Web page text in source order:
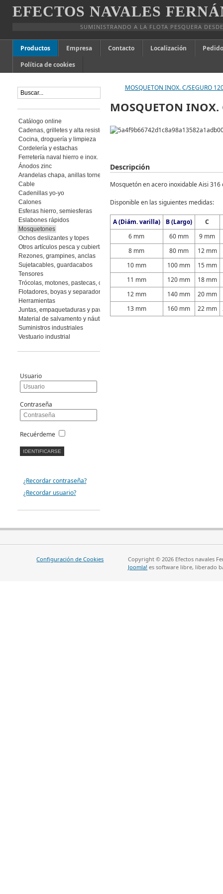
EFECTOS NAVALES
SUMINISTRANDO A LA FLOTA PESQUERA
Productos Empresa Contacto Localización
Política de cookies
MOSQUETON INOX. C/SEGURO
MOSQUETON INOX.
Descripción
Mosquetón en acero inoxidable Aisi
Disponible en las siguientes medidas:
A (Diám. varilla) B (Largo)
C
6 mm
60 mm
9 mm
8 mm
80 mm
12 mm
10 mm
100 mm 15 mm
11 mm
120 mm 18 mm
12 mm
140 mm 20 mm
13 mm
160 mm 22 mm
Catálogo online
Cadenas, grilletes y alta resistencia
Cocina, droguería y limpieza
Cordelería y estachas
Ferretería naval hierro e inox.
Ánodos zinc
Arandelas chapa, anillas torneadas
Cable
Cadenillas yo-yo
Calones
Esferas hierro, semiesferas
Eslabones rápidos
Mosquetones
Ochos deslizantes y topes
Otros artículos pesca y cubierta
Rezones, grampines, anclas
Sujetacables, guardacabos
Tensores
Trócolas, motones, pastecas, cuadernales
Flotadores, boyas y separadores
Herramientas
Juntas, empaquetaduras y pavimento
Material de salvamento y náutica
Suministros industriales
Vestuario industrial
Usuario
Contraseña
Recuérdeme
¿Recordar contraseña?
¿Recordar usuario?
Configuración de Cookies
Copyright © 2026 Efectos navales
Joomla! es software libre, liberado